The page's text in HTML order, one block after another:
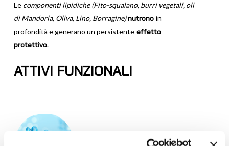
Le componenti lipidiche (Fito-squalano, burri vegetali, oli
di Mandorla, Oliva, Lino, Borragine)nutrono in
profondità e generano un persistenteeffetto
protettivo.
ATTIVI FUNZIONALI